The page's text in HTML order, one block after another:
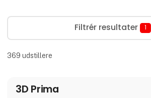
Filtrér resultater 1
369 udstillere
3D Prima